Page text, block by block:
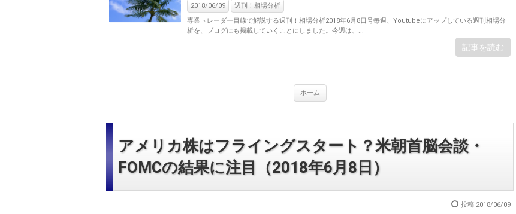
2018/06/09
週刊！相場分析
専業トレーダー目線で解説する週刊！相場分析2018年6月8日号毎週、Youtubeにアップしている週刊相場分
析を、ブログにも掲載していくことにしました。今週は、...
記事を読む
ホーム
アメリカ株はフライングスタート？米朝首脳会談・
FOMCの結果に注目（2018年6月8日）
投稿 2018/06/09